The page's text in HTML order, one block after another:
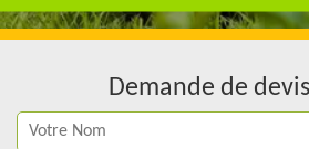
Demande de